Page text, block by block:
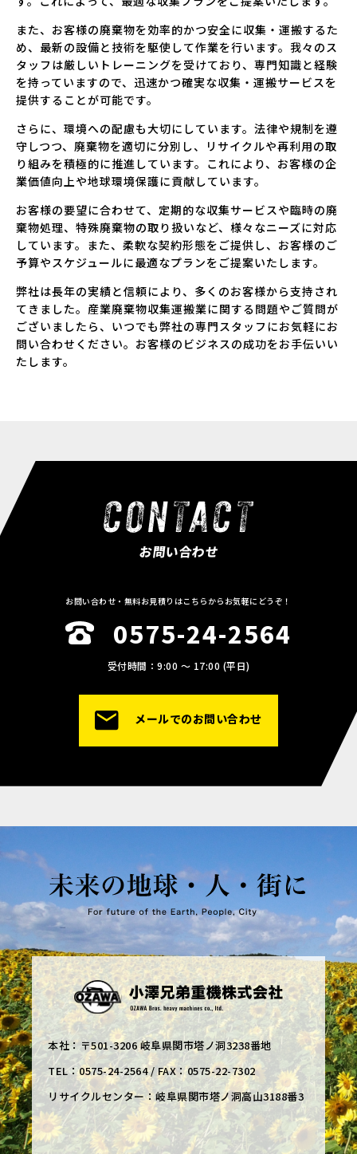
また、お客様の廃棄物を効率的かつ安全に収集・運搬するた
め、最新の設備と技術を駆使して作業を行います。我々のス
タッフは厳しいトレーニングを受けており、専門知識と経験
を持っていますので、迅速かつ確実な収集・運搬サービスを
提供することが可能です。
さらに、環境への配慮も大切にしています。法律や規制を遵
守しつつ、廃棄物を適切に分別し、リサイクルや再利用の取
り組みを積極的に推進しています。これにより、お客様の企
業価値向上や地球環境保護に貢献しています。
お客様の要望に合わせて、定期的な収集サービスや臨時の廃
棄物処理、特殊廃棄物の取り扱いなど、様々なニーズに対応
しています。また、柔軟な契約形態をご提供し、お客様のご
予算やスケジュールに最適なプランをご提案いたします。
弊社は長年の実績と信頼により、多くのお客様から支持され
てきました。産業廃棄物収集運搬業に関する問題やご質問が
ございましたら、いつでも弊社の専門スタッフにお気軽にお
問い合わせください。お客様のビジネスの成功をお手伝いい
たします。
お問い合わせ
お問い合わせ・無料お見積りはこちらからお気軽にどうぞ！
0575-24-2564
受付時間：9:00 〜 17:00 (平日)
メールでのお問い合わせ
本社：〒501-3206 岐阜県関市塔ノ洞3238番地
TEL：0575-24-2564 / FAX：0575-22-7302
リサイクルセンター：岐阜県関市塔ノ洞高山3188番3